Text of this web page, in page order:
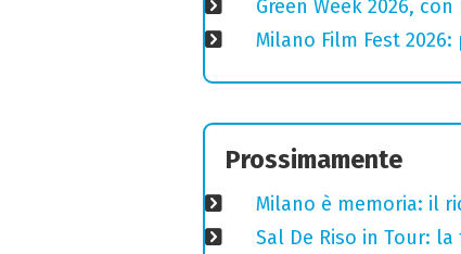
Green Week 2026,
Milano Film Fest
Prossimamente
Milano è memoria: il
Sal De Riso in Tour: